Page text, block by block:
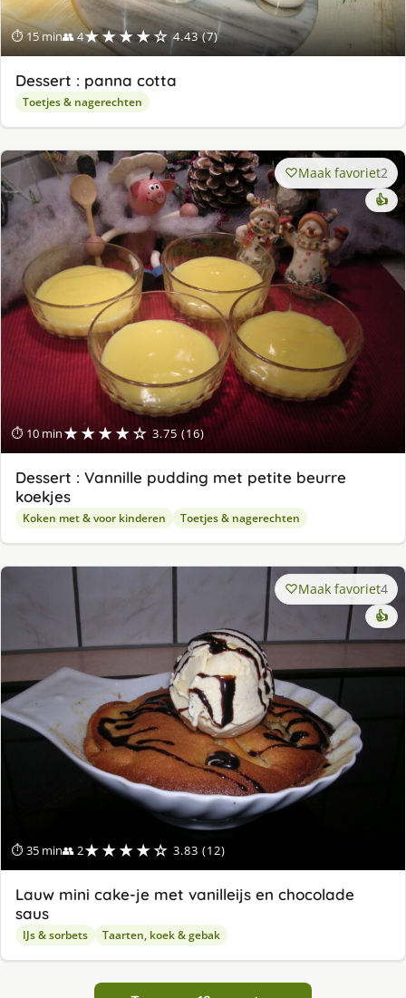
⏱ 15 min👥 4★★★★☆ 4.43 (7)
Dessert : panna cotta
Toetjes & nagerechten
⏱ 10 min★★★★☆ 3.75 (16)
Maak favoriet2
👍
Dessert : Vannille pudding met petite beurre
koekjes
Koken met & voor kinderen Toetjes & nagerechten
⏱ 35 min👥 2★★★★☆ 3.83 (12)
Maak favoriet4
👍
Lauw mini cake-je met vanilleijs en chocolade
saus
IJs & sorbets Taarten, koek & gebak